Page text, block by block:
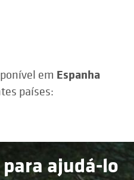
em Espanha
países:
ajudá-lo